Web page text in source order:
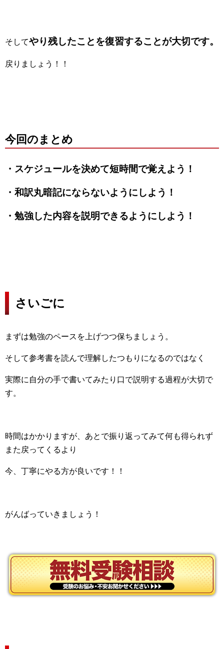
そしてやり残したことを復習することが大切です。
戻りましょう！！
今回のまとめ
・スケジュールを決めて短時間で覚えよう！
・和訳丸暗記にならないようにしよう！
・勉強した内容を説明できるようにしよう！
さいごに
まずは勉強のペースを上げつつ保ちましょう。
そして参考書を読んで理解したつもりになるのではなく
実際に自分の手で書いてみたり口で説明する過程が大切で
す。
時間はかかりますが、あとで振り返ってみて何も得られず
また戻ってくるより
今、丁寧にやる方が良いです！！
がんばっていきましょう！